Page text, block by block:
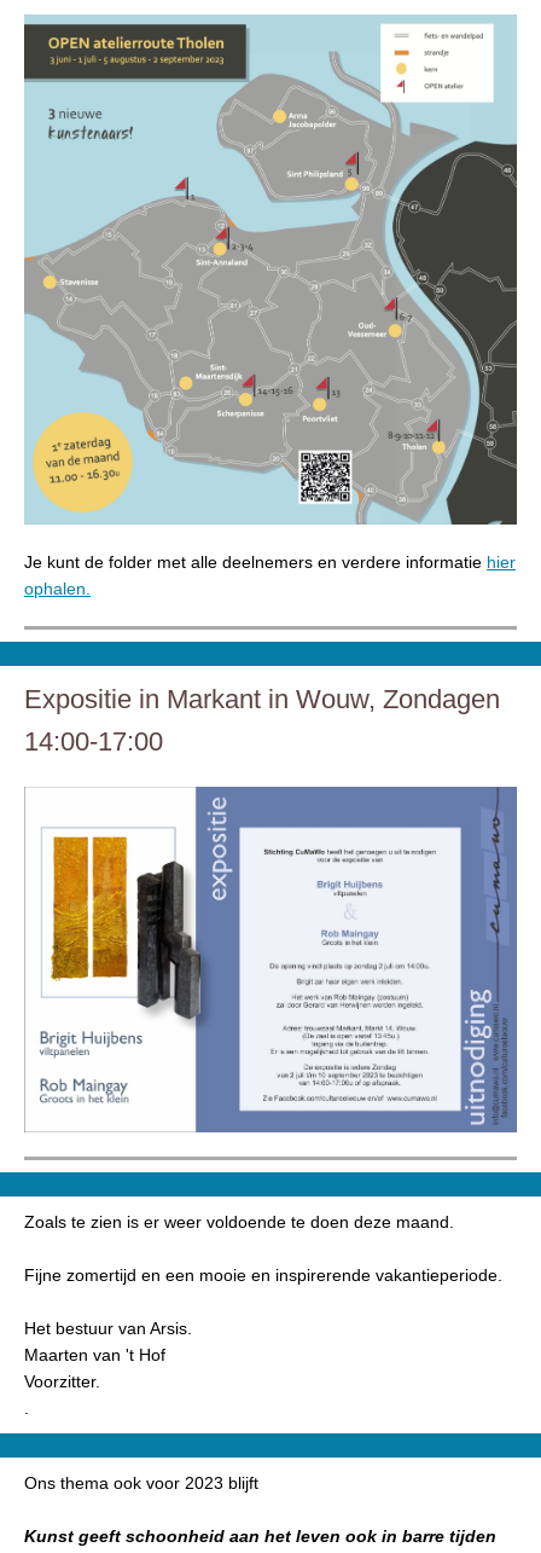
Je kunt de folder met alle deelnemers en verdere informatie hier
ophalen.
Expositie in Markant in Wouw, Zondagen
14:00-17:00
Zoals te zien is er weer voldoende te doen deze maand.
Fijne zomertijd en een mooie en inspirerende vakantieperiode.
Het bestuur van Arsis.
Maarten van 't Hof
Voorzitter.
Ons thema ook voor 2023 blijft
Kunst geeft schoonheid aan het leven ook in barre tijden